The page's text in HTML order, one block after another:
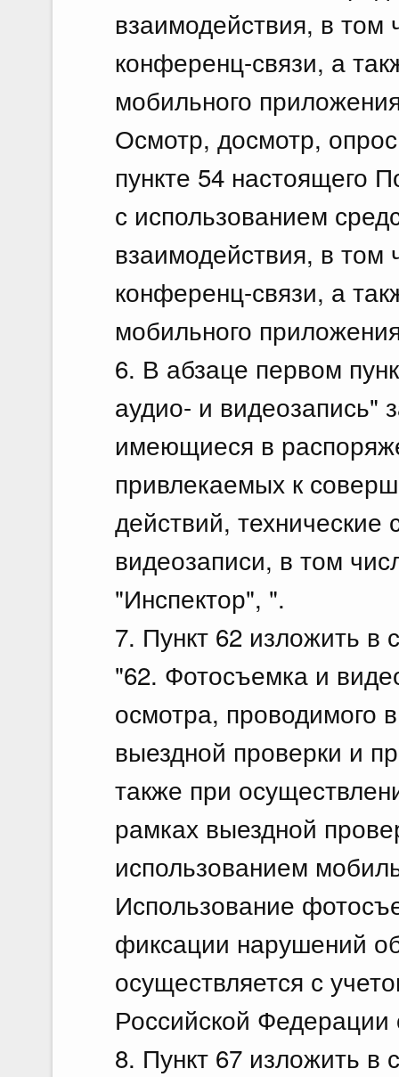
взаимодействия, в том
конференц-связи, а
мобильного
Осмотр, досмотр,
пункте 54 настоящего
с использованием
взаимодействия, в том
конференц-связи, а
мобильного
6. В абзаце первом
аудио- и
имеющиеся в
привлекаемых к
действий,
видеозаписи, в том
"Инспектор", ".
7. Пункт 62 изложить
"62. Фотосъемка и
осмотра, проводимого
выездной проверки и
также при
рамках выездной
использованием
Использование
фиксации нарушений
осуществляется с
Российской Федерации
8. Пункт 67 изложить